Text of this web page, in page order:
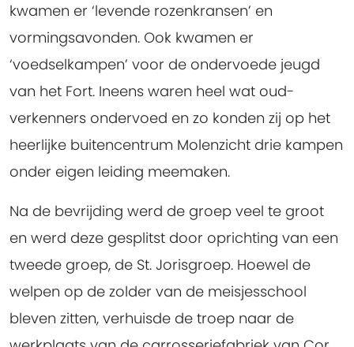
kwamen er ‘levende rozenkransen’ en
vormingsavonden. Ook kwamen er
‘voedselkampen’ voor de ondervoede jeugd
van het Fort. Ineens waren heel wat oud-
verkenners ondervoed en zo konden zij op het
heerlijke buitencentrum Molenzicht drie kampen
onder eigen leiding meemaken.
Na de bevrijding werd de groep veel te groot
en werd deze gesplitst door oprichting van een
tweede groep, de St. Jorisgroep. Hoewel de
welpen op de zolder van de meisjesschool
bleven zitten, verhuisde de troep naar de